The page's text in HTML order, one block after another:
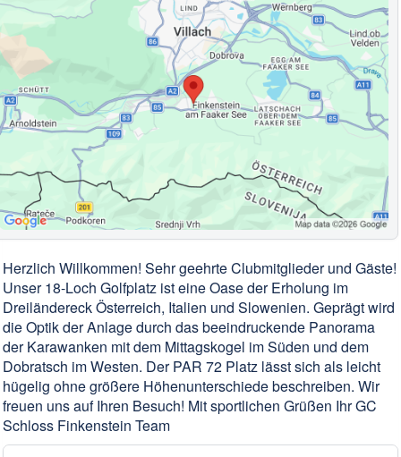
Herzlich Willkommen! Sehr geehrte Clubmitglieder und Gäste!
Unser 18-Loch Golfplatz ist eine Oase der Erholung im
Dreiländereck Österreich, Italien und Slowenien. Geprägt wird
die Optik der Anlage durch das beeindruckende Panorama
der Karawanken mit dem Mittagskogel im Süden und dem
Dobratsch im Westen. Der PAR 72 Platz lässt sich als leicht
hügelig ohne größere Höhenunterschiede beschreiben. Wir
freuen uns auf Ihren Besuch! Mit sportlichen Grüßen Ihr GC
Schloss Finkenstein Team